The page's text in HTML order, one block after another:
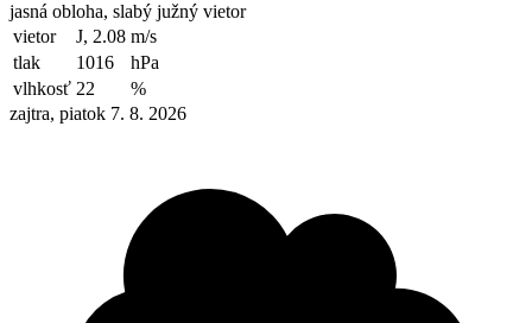
jasná obloha, slabý južný vietor
vietor
J, 2.08 m/s
tlak
1016
hPa
vlhkosť 22
%
zajtra, piatok 7. 8. 2026